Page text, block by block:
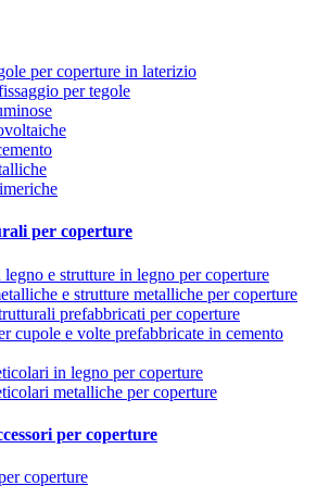
per coperture in laterizio
per tegole
per coperture
legno e strutture in legno per coperture
e strutture metalliche per coperture
prefabbricati per coperture
cupole e volte prefabbricate in cemento
in legno per coperture
metalliche per coperture
per coperture
coperture